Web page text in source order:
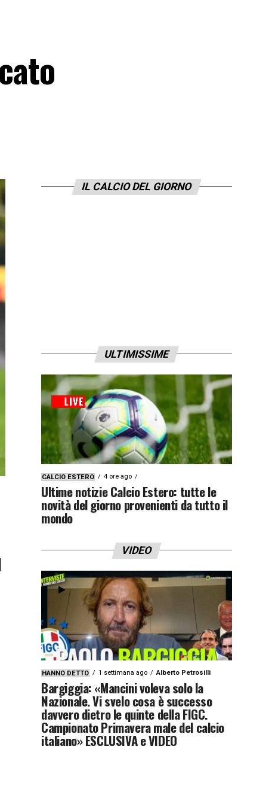
IL CALCIO DEL GIORNO
ULTIMISSIME
CALCIO ESTERO 4 ore ago
Ultime notizie Calcio Estero: tutte le
novità del giorno provenienti da tutto il
mondo
VIDEO
HANNO DETTO 1 settimana ago Alberto Petrosilli
Bargiggia: «Mancini voleva solo la
Nazionale. Vi svelo cosa è successo
davvero dietro le quinte della FIGC.
Campionato Primavera male del calcio
italiano» ESCLUSIVA e VIDEO